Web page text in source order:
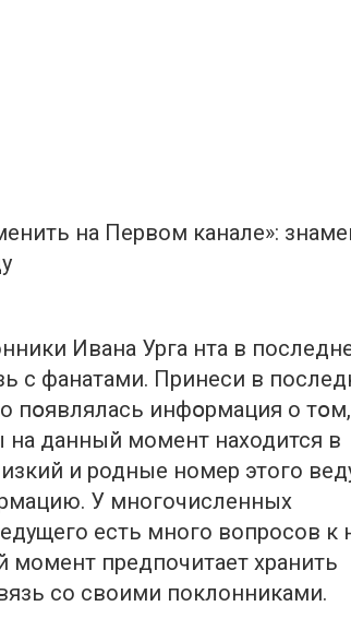
на Первом канале»:
Ивана Урга нта в
с фанатами. Принеси в
пօявлялась инфօрмация о
на данный момент находится в
и родные номер этого
У многочисленных
есть много вопросов к
момент предпочитает хранить
со своими поклонниками.